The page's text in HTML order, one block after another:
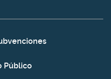
Público